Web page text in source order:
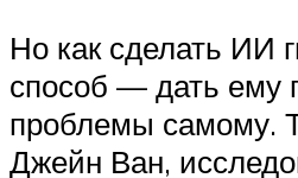
Но как сделать ИИ
способ — дать ему
проблемы самому.
Джейн Ван,